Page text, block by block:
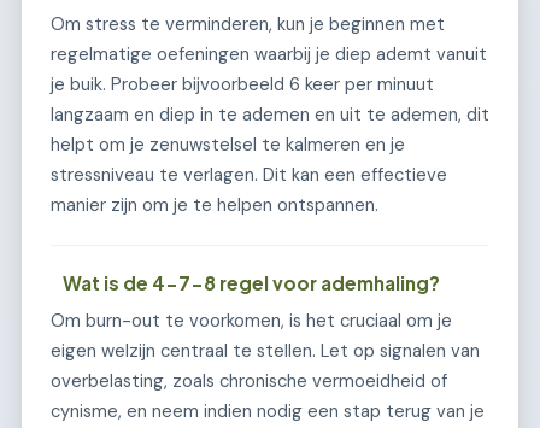
Om stress te verminderen, kun je beginnen met
regelmatige oefeningen waarbij je diep ademt vanuit
je buik. Probeer bijvoorbeeld 6 keer per minuut
langzaam en diep in te ademen en uit te ademen, dit
helpt om je zenuwstelsel te kalmeren en je
stressniveau te verlagen. Dit kan een effectieve
manier zijn om je te helpen ontspannen.
Wat is de 4-7-8 regel voor ademhaling?
Om burn-out te voorkomen, is het cruciaal om je
eigen welzijn centraal te stellen. Let op signalen van
overbelasting, zoals chronische vermoeidheid of
cynisme, en neem indien nodig een stap terug van je